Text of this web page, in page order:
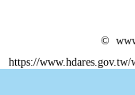
©
https://www.hdares.gov.tw/